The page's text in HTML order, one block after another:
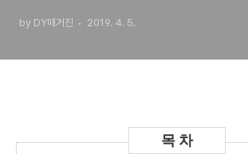
by DY매거진 2019. 4. 5.